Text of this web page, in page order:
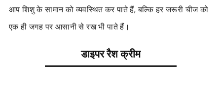
आप शिशु के सामान को व्यवस्थित कर पाते हैं, बल्कि हर जरूरी चीज को
एक ही जगह पर आसानी से रख भी पाते हैं।
डाइपर रैश क्रीम